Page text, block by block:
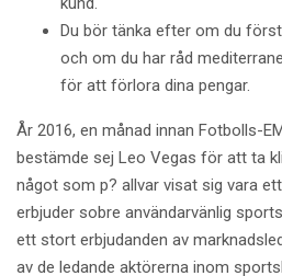
Du bör tänka efter om du
och om du har råd
för att förlora dina pengar.
År 2016, en månad innan Fotbolls-
bestämde sej Leo Vegas för att ta
något som p? allvar visat sig vara
erbjuder sobre användarvänlig
ett stort erbjudanden av
av de ledande aktörerna inom